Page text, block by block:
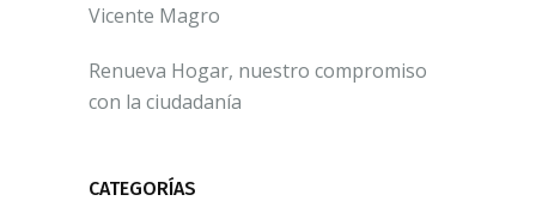
Vicente Magro
Renueva Hogar, nuestro compromiso
con la ciudadanía
CATEGORÍAS